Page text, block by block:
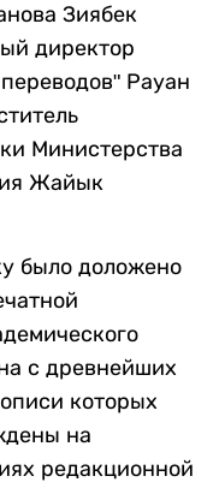
Зиябек
директор
Рауан
Министерства
Жайык
было доложено
с древнейших
которых
на
редакционной